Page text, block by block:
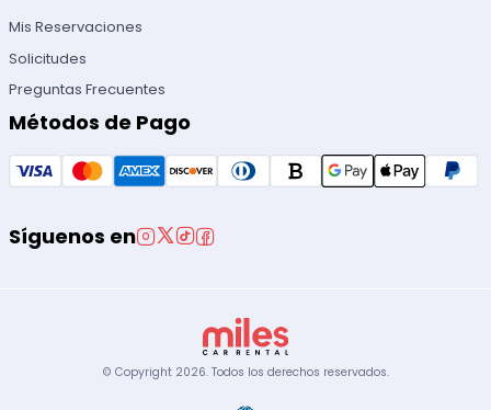
Mis Reservaciones
Solicitudes
Preguntas Frecuentes
Métodos de Pago
Síguenos en
© Copyright 2026. Todos los derechos reservados.